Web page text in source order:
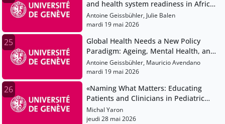
and health system readiness in African
contexts»
Antoine Geissbühler, Julie Balen
mardi 19 mai 2026
25
Global Health Needs a New Policy
Paradigm: Ageing, Mental Health, and
the Science of What Works»
Antoine Geissbühler, Mauricio Avendano
mardi 19 mai 2026
26
«Naming What Matters: Educating
Patients and Clinicians in Pediatric
and Adolescent Gynecology»
Michal Yaron
jeudi 28 mai 2026